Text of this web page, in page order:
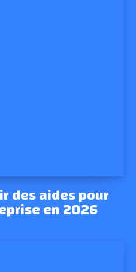
des aides pour
en 2026